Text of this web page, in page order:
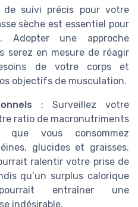
suivi précis pour votre
sèche est essentiel pour
Adopter une approche
serez en mesure de réagir
de votre corps et
objectifs de musculation.
: Surveillez votre
ratio de macronutriments
que vous consommez
glucides et graisses.
ralentir votre prise de
qu’un surplus calorique
entraîner une
indésirable.